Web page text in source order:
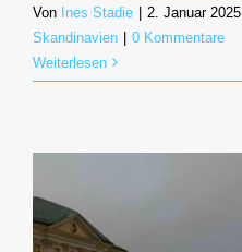
Von Ines Stadie | 2. Januar 2025
Skandinavien | 0 Kommentare
Weiterlesen